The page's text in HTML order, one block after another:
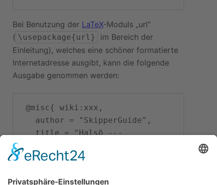
Bei Benutzung der LaTeX-Moduls „url“
( \usepackage{url}
im Bereich der
Einleitung), welches eine schöner formatierte
Internetadresse ausgibt, kann die folgende
Ausgabe genommen werden:
   title = "Halsö ---
SkipperGuide{,} ",
   year = "2018",